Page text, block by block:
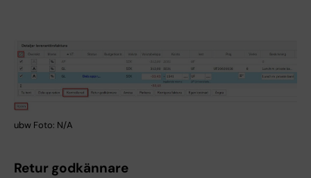
ubw Foto: N/A
Retur godkännare